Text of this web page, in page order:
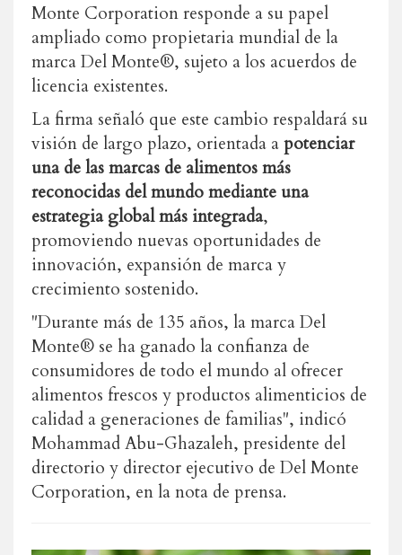
Monte Corporation responde a su papel
ampliado como propietaria mundial de la
marca Del Monte®, sujeto a los acuerdos de
licencia existentes.
La firma señaló que este cambio respaldará su
visión de largo plazo, orientada apotenciar
una de las marcas de alimentos más
reconocidas del mundo mediante una
estrategia global más integrada,
promoviendo nuevas oportunidades de
innovación, expansión de marca y
crecimiento sostenido.
"Durante más de 135 años, la marca Del
Monte® se ha ganado la confianza de
consumidores de todo el mundo al ofrecer
alimentos frescos y productos alimenticios de
calidad a generaciones de familias", indicó
Mohammad Abu-Ghazaleh, presidente del
directorio y director ejecutivo de Del Monte
Corporation, en la nota de prensa.